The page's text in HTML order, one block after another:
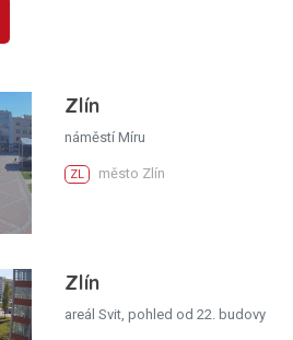
Zlín
náměstí Míru
ZL město Zlín
Zlín
areál Svit, pohled od 22. budovy